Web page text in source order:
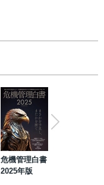
危機管理白書
2025年版